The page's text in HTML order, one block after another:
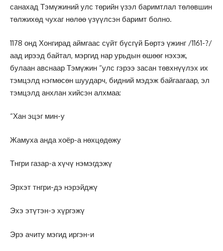
санахад Тэмүжиний улс төрийн үзэл баримтлал төлөвшин
төлжихөд чухаг нөлөө үзүүлсэн баримт болно.
1178 онд Хонгирад аймгаас сүйт бүсгүй Бөртэ үжинг /1161-?/
аад ирээд байтал, мэргид нар урьдын өшөөг нэхэж,
булаан авснаар Тэмүжин “улс гэрээ засан төвхнүүлэх их
тэмцэлд нэгмөсөн шуударч, бидний мэдэж байгаагаар, эл
тэмцэлд анхлан хийсэн алхмаа:
“Хан эцэг мин-у
Жамуха анда хоёр-а нөхцөдөжу
Тнгри газар-а хүчү нэмэгдэжү
Эрхэт тнгри-дэ нэрэйджү
Эхэ этүтэн-э хүргэжү
Эрэ ачиту мэгид иргэн-и